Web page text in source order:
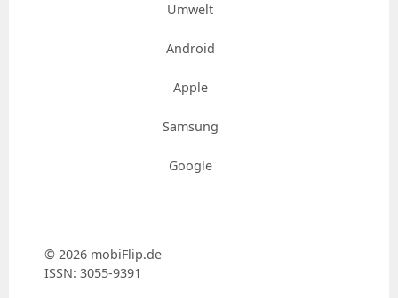
Umwelt
Android
Apple
Samsung
Google
© 2026 mobiFlip.de
ISSN: 3055-9391